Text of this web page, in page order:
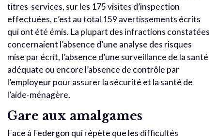
titres-services, sur les 175 visites d’inspection
effectuées, c’est au total 159 avertissements écrits
qui ont été émis. La plupart des infractions constatées
concernaient l’absence d’une analyse des risques
mise par écrit, l’absence d’une surveillance de la santé
adéquate ou encore l’absence de contrôle par
l’employeur pour assurer la sécurité et la santé de
l’aide-ménagère.
Gare aux amalgames
Face à Federgon qui répète que les difficultés